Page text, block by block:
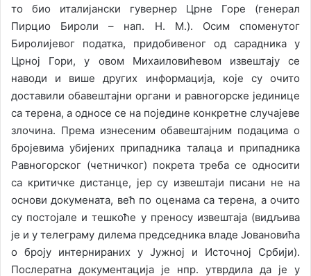
то био италијански гувернер Црне Горе (генерал
Пирцио Бироли – нап. Н. М.). Осим споменутог
Биролијевог податка, придобивеног од сарадника у
Црној Гори, у овом Михаиловићевом извештају се
наводи и више других информација, које су очито
доставили обавештајни органи и равногорске јединице
са терена, а односе се на поједине конкретне случајеве
злочина. Према изнесеним обавештајним подацима о
бројевима убијених припадника талаца и припадника
Равногорског (четничког) покрета треба се односити
са критичке дистанце, јер су извештаји писани не на
основи докумената, већ по оценама са терена, а очито
су постојале и тешкоће у преносу извештаја (видљива
је и у телеграму дилема председника владе Јовановића
о броју интернираних у Јужној и Источној Србији).
Послератна документација је нпр. утврдила да је у